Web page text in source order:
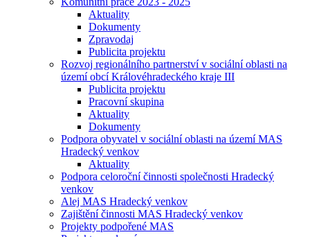
Aktuality
Dokumenty
Zpravodaj
Publicita projektu
Rozvoj regionálního partnerství v sociální oblasti na
území obcí Královéhradeckého kraje III
Publicita projektu
Pracovní skupina
Aktuality
Dokumenty
Podpora obyvatel v sociální oblasti na území MAS
Hradecký venkov
Aktuality
Podpora celoroční činnosti společnosti Hradecký
venkov
Alej MAS Hradecký venkov
Zajištění činnosti MAS Hradecký venkov
Projekty podpořené MAS